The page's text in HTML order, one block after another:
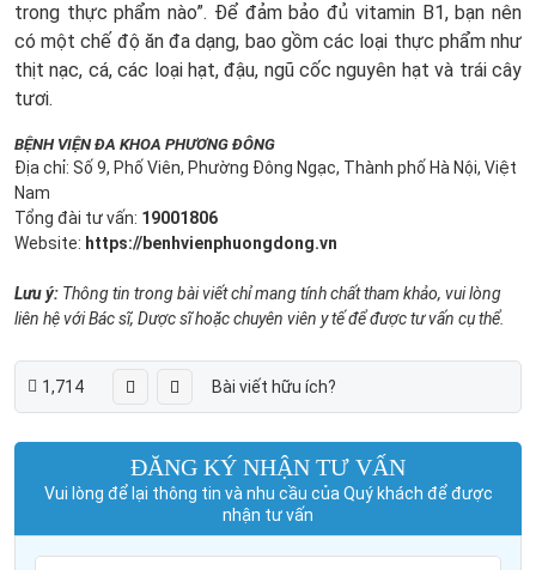
trong thực phẩm nào”. Để đảm bảo đủ vitamin B1, bạn nên
có một chế độ ăn đa dạng, bao gồm các loại thực phẩm như
thịt nạc, cá, các loại hạt, đậu, ngũ cốc nguyên hạt và trái cây
tươi.
BỆNH VIỆN ĐA KHOA PHƯƠNG ĐÔNG
Địa chỉ: Số 9, Phố Viên, Phường Đông Ngạc, Thành phố Hà Nội, Việt
Nam
Tổng đài tư vấn: 19001806
Website: https://benhvienphuongdong.vn
Lưu ý: Thông tin trong bài viết chỉ mang tính chất tham khảo, vui lòng
liên hệ với Bác sĩ, Dược sĩ hoặc chuyên viên y tế để được tư vấn cụ thể.
1,714 Bài viết hữu ích?
ĐĂNG KÝ NHẬN TƯ VẤN
Vui lòng để lại thông tin và nhu cầu của Quý khách để được
nhận tư vấn